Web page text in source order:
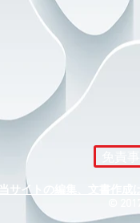
免責
当サイトの編集、文書作成
​©